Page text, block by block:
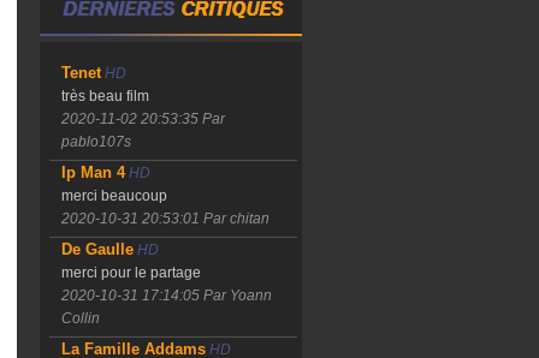
TenetHD
très beau film
2020-11-02 20:53:35 Par
pablo107s
Ip Man 4HD
merci beaucoup
2020-10-31 20:53:01 Par chitan
De GaulleHD
merci pour le partage
2020-10-31 17:14:05 Par Yoann
Collin
La Famille AddamsHD